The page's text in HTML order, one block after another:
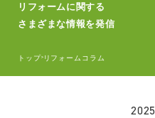
リフォームに関する
さまざまな情報を発信
トップ>リフォームコラム